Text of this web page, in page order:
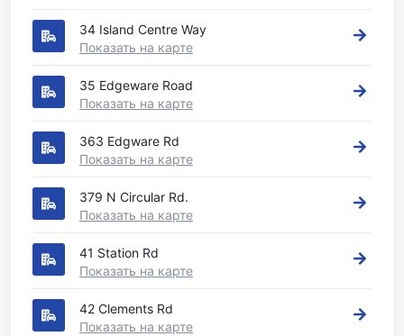
34 Island Centre Way
Показать на карте
35 Edgeware Road
Показать на карте
363 Edgware Rd
Показать на карте
379 N Circular Rd.
Показать на карте
41 Station Rd
Показать на карте
42 Clements Rd
Показать на карте